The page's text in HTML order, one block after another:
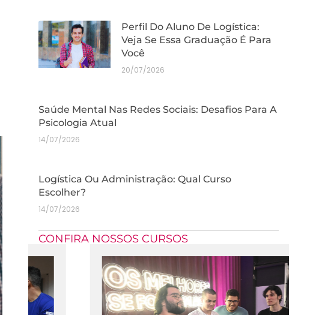
Perfil Do Aluno De Logística:
Veja Se Essa Graduação É Para
Você
20/07/2026
Saúde Mental Nas Redes Sociais: Desafios Para A
Psicologia Atual
14/07/2026
Logística Ou Administração: Qual Curso
Escolher?
14/07/2026
CONFIRA NOSSOS CURSOS